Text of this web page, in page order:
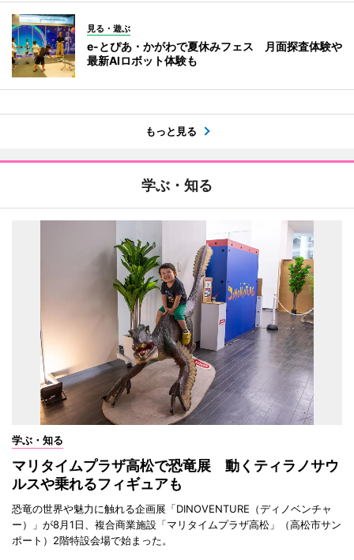
見る・遊ぶ
e-とぴあ・かがわで夏休みフェス 月面探査体験や
最新AIロボット体験も
もっと見る
学ぶ・知る
学ぶ・知る
マリタイムプラザ高松で恐竜展 動くティラノサウ
ルスや乗れるフィギュアも
恐竜の世界や魅力に触れる企画展「DINOVENTURE（ディノベンチャ
ー）」が8月1日、複合商業施設「マリタイムプラザ高松」（高松市サン
ポート）2階特設会場で始まった。